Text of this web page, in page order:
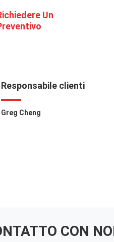
Un
Responsabile clienti
Greg Cheng
CON